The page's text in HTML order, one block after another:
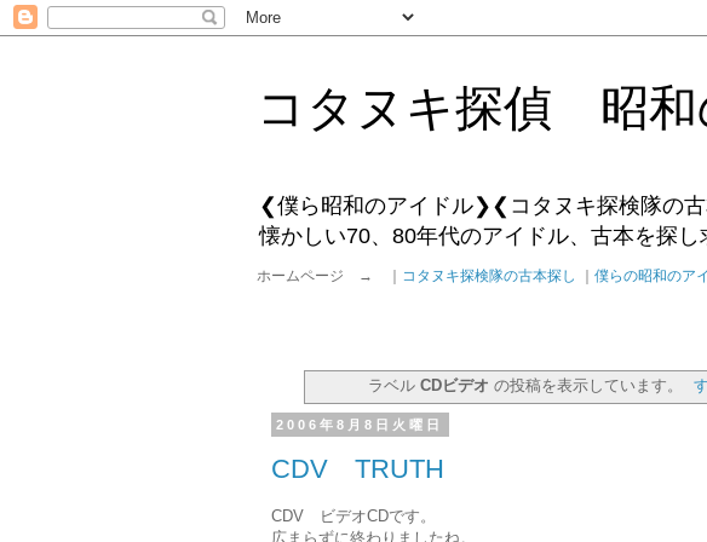
コタヌキ探偵 昭和
❮僕ら昭和のアイドル❯❮コタヌキ探検隊の古
懐かしい70、80年代のアイドル、古本を探し
ホームページ → ｜ コタヌキ探検隊の古本探し 僕らの昭和のア
ラベル CDビデオ の投稿を表示しています。
2006年8月8日火曜日
CDV TRUTH
CDV ビデオCDです。
広まらずに終わりましたね。